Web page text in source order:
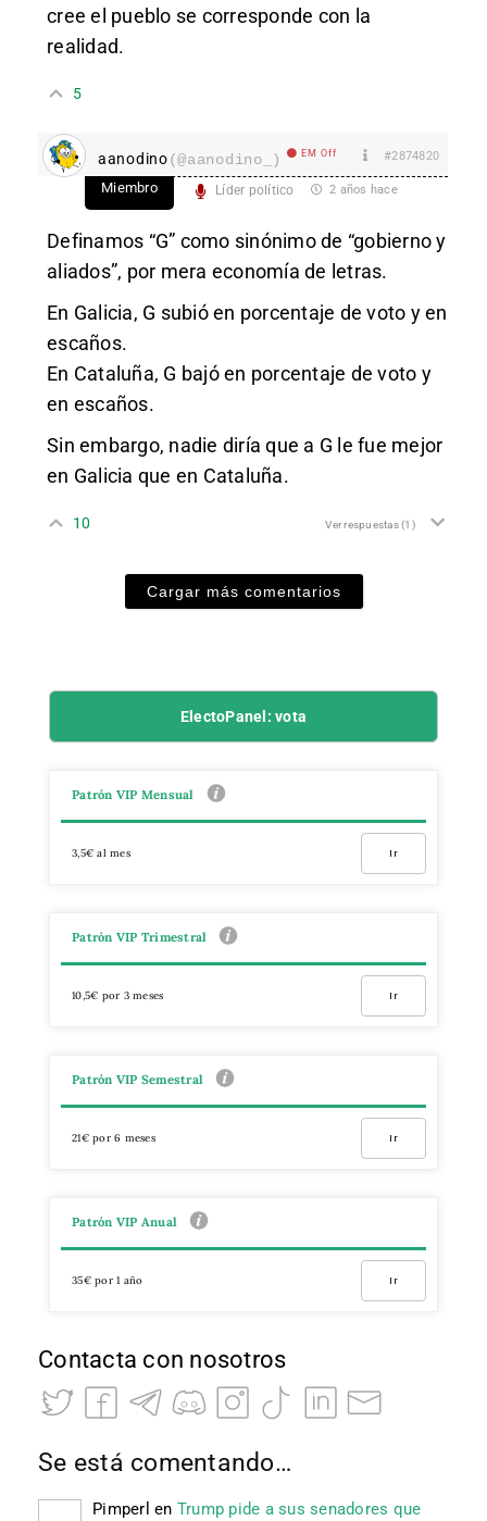
cree el pueblo se corresponde con la
realidad.
5
aanodino(@aanodino_) EM Off #2874820
Miembro Líder político 2 años hace
Definamos “G” como sinónimo de “gobierno y
aliados”, por mera economía de letras.
En Galicia, G subió en porcentaje de voto y en
escaños.
En Cataluña, G bajó en porcentaje de voto y
en escaños.
Sin embargo, nadie diría que a G le fue mejor
en Galicia que en Cataluña.
10 Ver respuestas(1)
Cargar más comentarios
ElectoPanel: vota
Patrón VIP Mensual
3,5€ al mes Ir
Patrón VIP Trimestral
10,5€ por 3 meses Ir
Patrón VIP Semestral
21€ por 6 meses Ir
Patrón VIP Anual
35€ por 1 año Ir
Contacta con nosotros
Se está comentando…
Pimperl en Trump pide a sus senadores que